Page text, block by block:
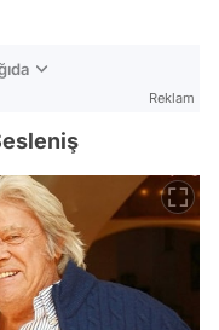
Reklam